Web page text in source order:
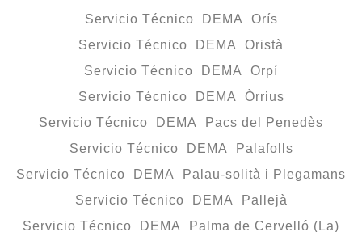
Servicio Técnico DEMA Orís
Servicio Técnico DEMA Oristà
Servicio Técnico DEMA Orpí
Servicio Técnico DEMA Òrrius
Servicio Técnico DEMA Pacs del Penedès
Servicio Técnico DEMA Palafolls
Servicio Técnico DEMA Palau-solità i Plegamans
Servicio Técnico DEMA Pallejà
Servicio Técnico DEMA Palma de Cervelló (La)